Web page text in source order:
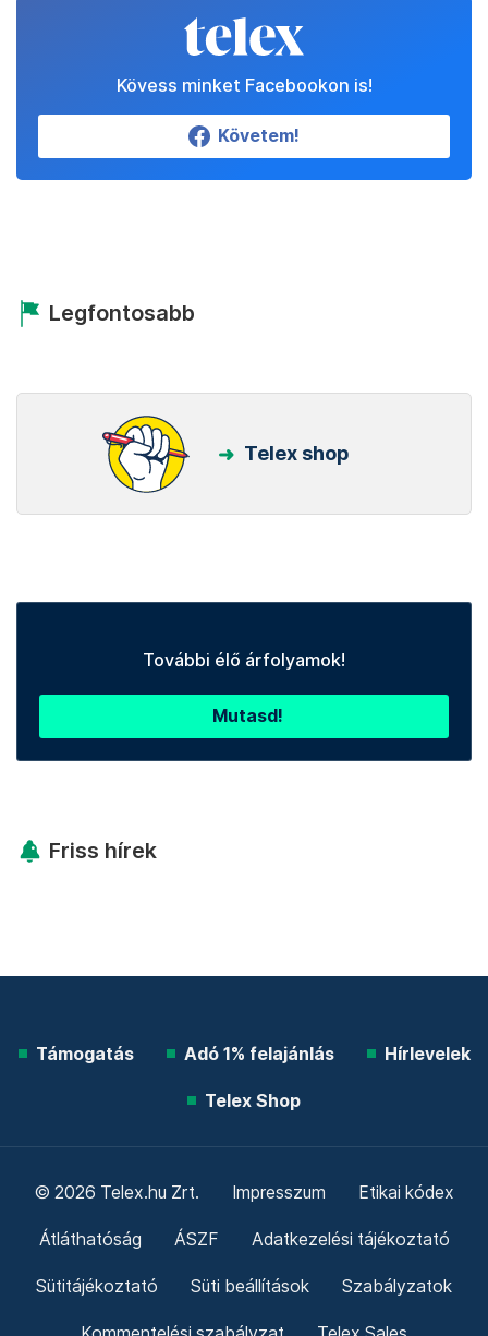
Kövess minket Facebookon is!
Követem!
Legfontosabb
Telex shop
További élő árfolyamok!
Mutasd!
Friss hírek
Támogatás Adó 1% felajánlás Hírlevelek
Telex Shop
© 2026 Telex.hu Zrt. Impresszum Etikai kódex
Átláthatóság ÁSZF Adatkezelési tájékoztató
Sütitájékoztató Süti beállítások Szabályzatok